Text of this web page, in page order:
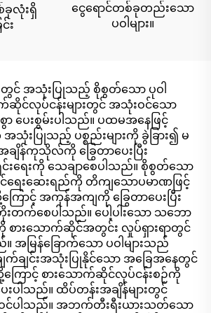
ခုလုံးရှိ
း
ငွေရောင်တစ်ခုတည်းသော
ပဝါများ။
တွင် အသုံးပြုသည့် စိုစွတ်သော ပုဝါ
ဆိုင်လုပ်ငန်းများတွင် အသုံးဝင်သော
စွာ ပေးစွမ်းပါသည်။ ပထမအနေဖြင့်
းပြုသည့် ပစ္စည်းများကို ခွဲခြား၍ မ
ချိန်ကုသိုလ်ကို ခြွေတာပေးပြီး
ရေးကို သေချာစေပါသည်။ စိုစွတ်သော
င်ရေးဆေးရည်ကို တိကျသောပမာဏဖြင့်
ြောင့် အကုန်အကျကို ခြွေတာပေးပြီး
တက်စေပါသည်။ ပေါ့ပါးသော သဘော
စားသောက်ဆိုင်အတွင်း လှုပ်ရှားရာတွင်
အမြန်ခြောက်သော ပဝါများသည်
ချက်ချင်းအသုံးပြုနိုင်သော အခြေအနေတွင်
ကြောင့် စားသောက်ဆိုင်လုပ်ငန်းစဉ်ကို
းပါသည်။ ထိပ်တန်းအချိန်များတွင်
င်ပါသည်။ အဘက်တီးရီးယားသတ်သော